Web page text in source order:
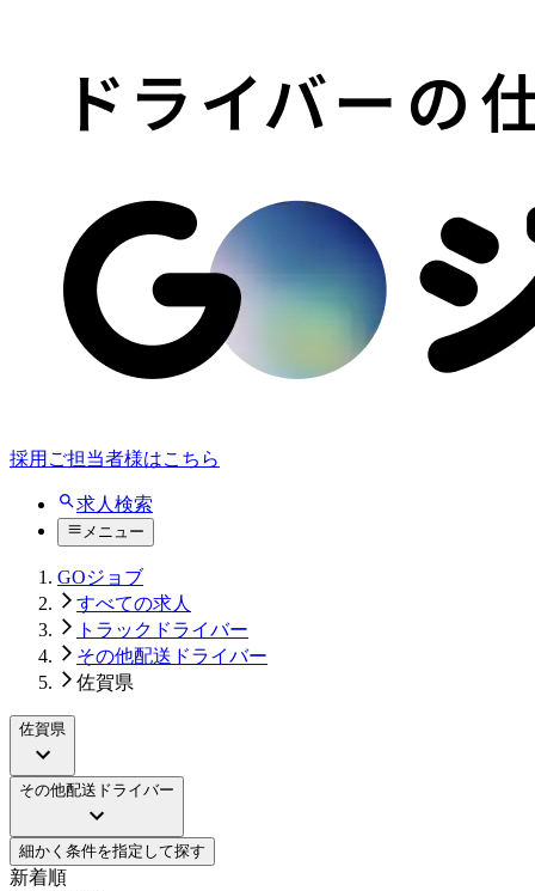
採用ご担当者様はこちら
求人検索
メニュー
GOジョブ
すべての求人
トラックドライバー
その他配送ドライバー
佐賀県
佐賀県
その他配送ドライバー
細かく条件を指定して探す
新着順